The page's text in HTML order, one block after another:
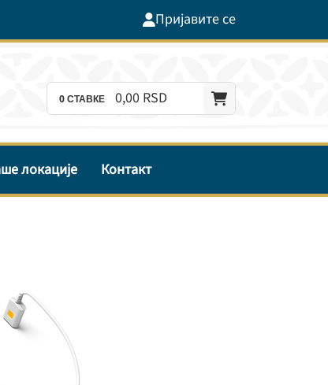
Пријавите се
0СТАВКЕ 0,00 RSD
локације Контакт